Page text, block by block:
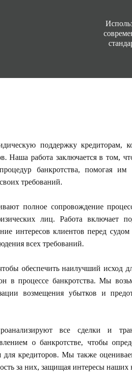
поддержку кредиторам,
Наша работа заключается в том,
банкротства, помогая им
требований.
полное сопровождение
лиц. Работа включает
интересов клиентов перед
всех требований.
обеспечить наилучший исход
в процессе банкротства. Мы
возмещения убытков и
все сделки и
о банкротстве, чтобы
для кредиторов. Мы также
за них, защищая интересы наших